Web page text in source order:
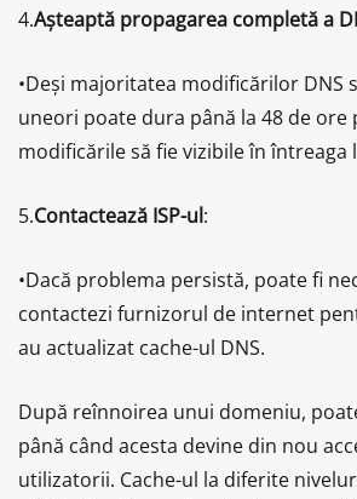
4.Așteaptă propagarea completă a
•Deși majoritatea modificărilor DNS
uneori poate dura până la 48 de ore
modificările să fie vizibile în întreaga
5.Contactează ISP-ul:
•Dacă problema persistă, poate fi
contactezi furnizorul de internet
au actualizat cache-ul DNS.
După reînnoirea unui domeniu,
până când acesta devine din nou
utilizatorii. Cache-ul la diferite